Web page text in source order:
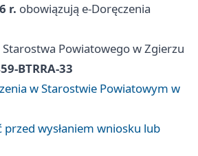
r. obowiązują e‑Doręczenia
Powiatowego w Zgierzu
BTRRA-33
w Starostwie Powiatowym w
przed wysłaniem wniosku lub